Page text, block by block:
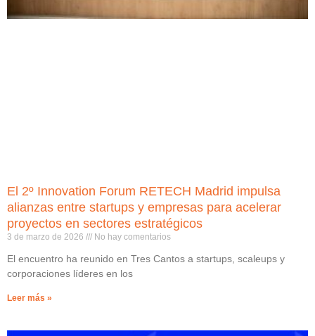
El 2º Innovation Forum RETECH Madrid impulsa
alianzas entre startups y empresas para acelerar
proyectos en sectores estratégicos
3 de marzo de 2026 No hay comentarios
El encuentro ha reunido en Tres Cantos a startups, scaleups y
corporaciones líderes en los
Leer más »